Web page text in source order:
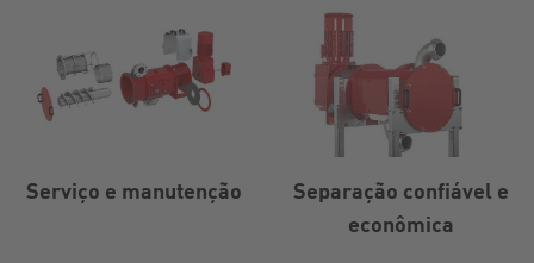
Serviço e manutenção
Separação confiável e
econômica